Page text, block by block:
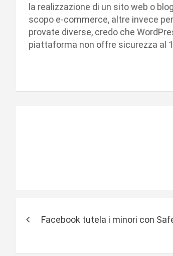
la realizzazione di un sito web o
scopo e-commerce, altre invece
provate diverse, credo che
piattaforma non offre sicurezza al
v
Facebook tutela i minori con